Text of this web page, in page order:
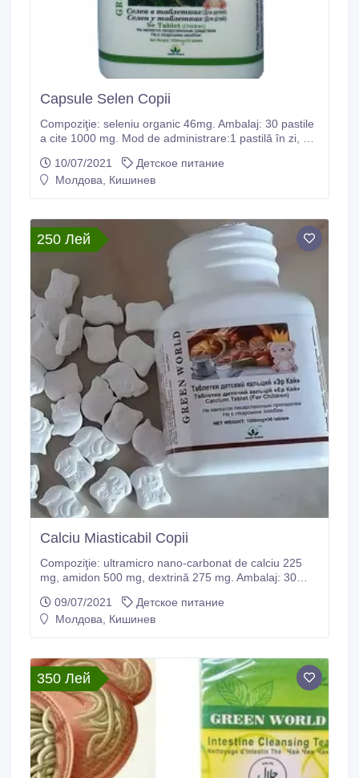
Capsule Selen Copii
Compoziţie: seleniu organic 46mg. Ambalaj: 30 pastile
a cite 1000 mg. Mod de administrare:1 pastilă în zi, se
microelement care participă în multe reacţii biochimice
importante ale organsimului. Fiind un antioxidant
factorii nocivi, care zi de zi ameninţă homeostaza
(echilibrul constantelor biologice).
10/07/2021
Детское питание
Молдова, Кишинев
250 Лей
Calciu Miasticabil Copii
Compoziţie: ultramicro nano-carbonat de calciu 225
mg, amidon 500 mg, dextrină 275 mg. Ambalaj: 30
comprimate o dată pe zi. De amestecat încet sau
resorbit. Recomandat: deficienţă de calciu în
09/07/2021
Детское питание
Молдова, Кишинев
350 Лей